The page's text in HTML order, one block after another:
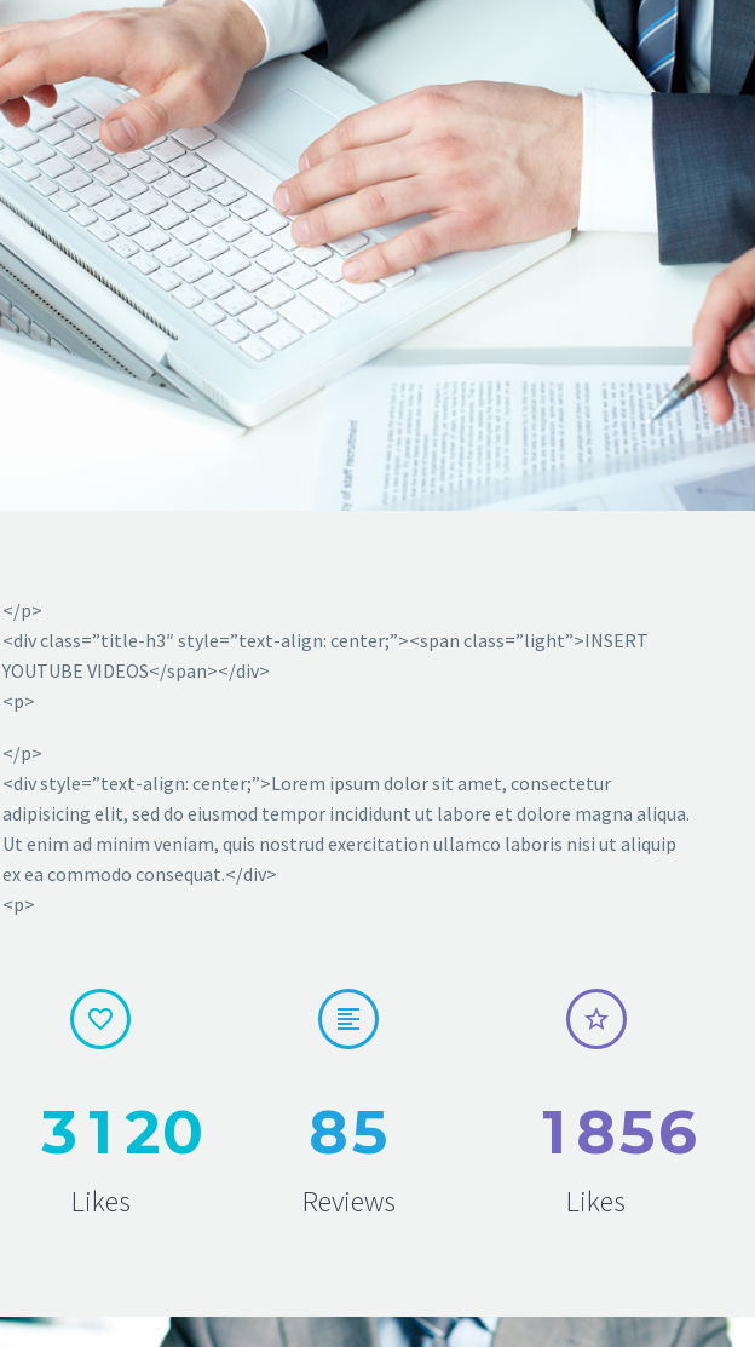
</p>
<div class=”title-h3″ style=”text-align: center;”><span class=”light”>INSERT
YOUTUBE VIDEOS</span></div>
<p>
</p>
<div style=”text-align: center;”>Lorem ipsum dolor sit amet, consectetur
adipisicing elit, sed do eiusmod tempor incididunt ut labore et dolore magna aliqua.
Ut enim ad minim veniam, quis nostrud exercitation ullamco laboris nisi ut aliquip
ex ea commodo consequat.</div>
<p>


31 20
Likes


85
Reviews


1 856
Likes